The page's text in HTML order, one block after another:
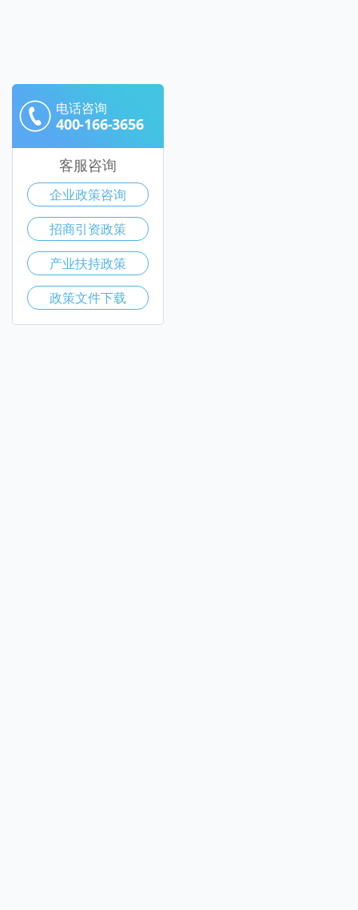
电话咨询
400-166-3656
客服咨询
企业政策咨询
招商引资政策
产业扶持政策
政策文件下载